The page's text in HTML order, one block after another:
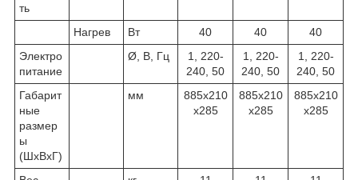
ть
Нагрев Вт 40 40
40
Электро
питание
Ø, В, Гц
1, 220-
240, 50
1, 220-
240, 50
1, 220-
240, 50
Габарит
ные
размер
ы
(ШхВхГ)
мм
885x210
х285
885x210
х285
885x210
х285